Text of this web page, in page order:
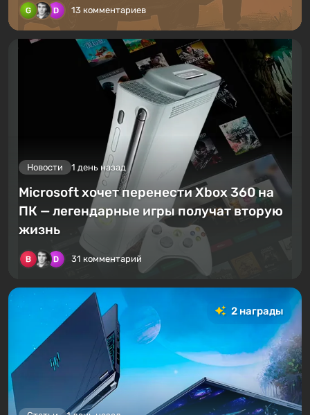
13 комментариев
Новости 1 день назад
Microsoft хочет перенести Xbox 360 на
ПК — легендарные игры получат вторую
жизнь
31 комментарий
2 награды